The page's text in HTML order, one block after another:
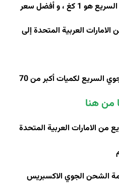
أقل كمية للشحن الجوي السريع هو 1 كغ ، و أفضل سعر
العربية المتحدة إلى
لمعرفة أسعار الشحن الجوي السريع لكميات أكبر من 70
من هنا
الامارات العربية المتحدة
الشحن الجوي الاكسبريس